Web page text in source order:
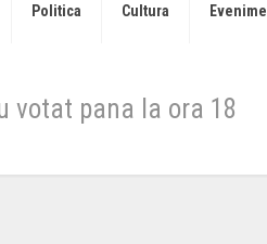
Politica Cultura
votat pana la ora 18